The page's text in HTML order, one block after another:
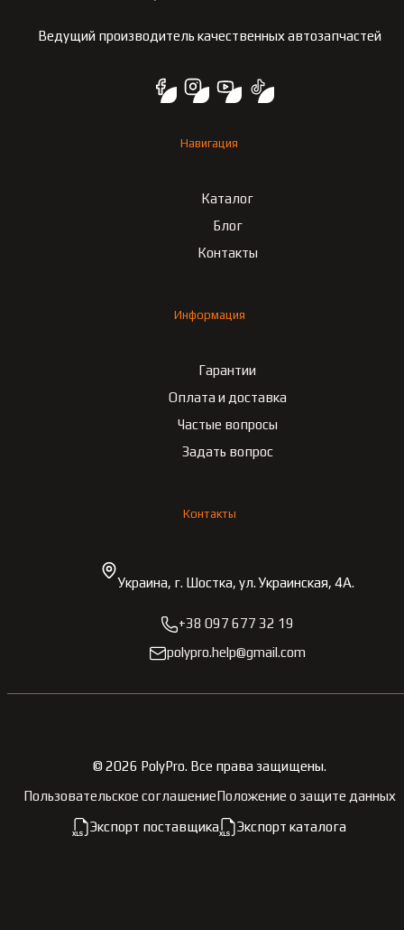
Ведущий производитель качественных автозапчастей
Навигация
Каталог
Блог
Контакты
Информация
Гарантии
Оплата и доставка
Частые вопросы
Задать вопрос
Контакты
Украина, г. Шостка, ул. Украинская, 4А.
+38 097 677 32 19
polypro.help@gmail.com
© 2026 PolyPro. Все права защищены.
Пользовательское соглашениеПоложение о защите данных
Экспорт поставщика Экспорт каталога